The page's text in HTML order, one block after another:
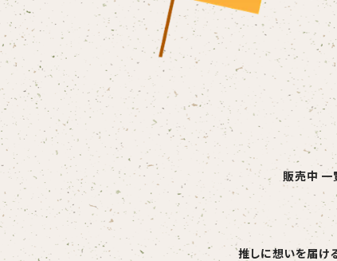
販売中 一
推しに想いを届ける